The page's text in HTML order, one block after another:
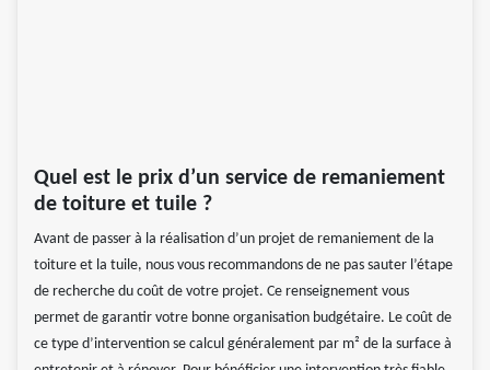
Quel est le prix d’un service de remaniement
de toiture et tuile ?
Avant de passer à la réalisation d’un projet de remaniement de la
toiture et la tuile, nous vous recommandons de ne pas sauter l’étape
de recherche du coût de votre projet. Ce renseignement vous
permet de garantir votre bonne organisation budgétaire. Le coût de
ce type d’intervention se calcul généralement par m² de la surface à